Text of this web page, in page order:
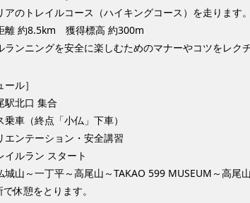
アのトレイルコース（ハイキングコース）を走ります
離 約8.5km 獲得標高 約300m
ランニングを安全に楽しむためのマナーやコツをレク
ール］
北口 集合
車（終点「小仏」下車）
ンテーション・安全講習
ルラン スタート
城山～一丁平～高尾山～TAKAO 599 MUSEUM～高尾
休憩をとります。